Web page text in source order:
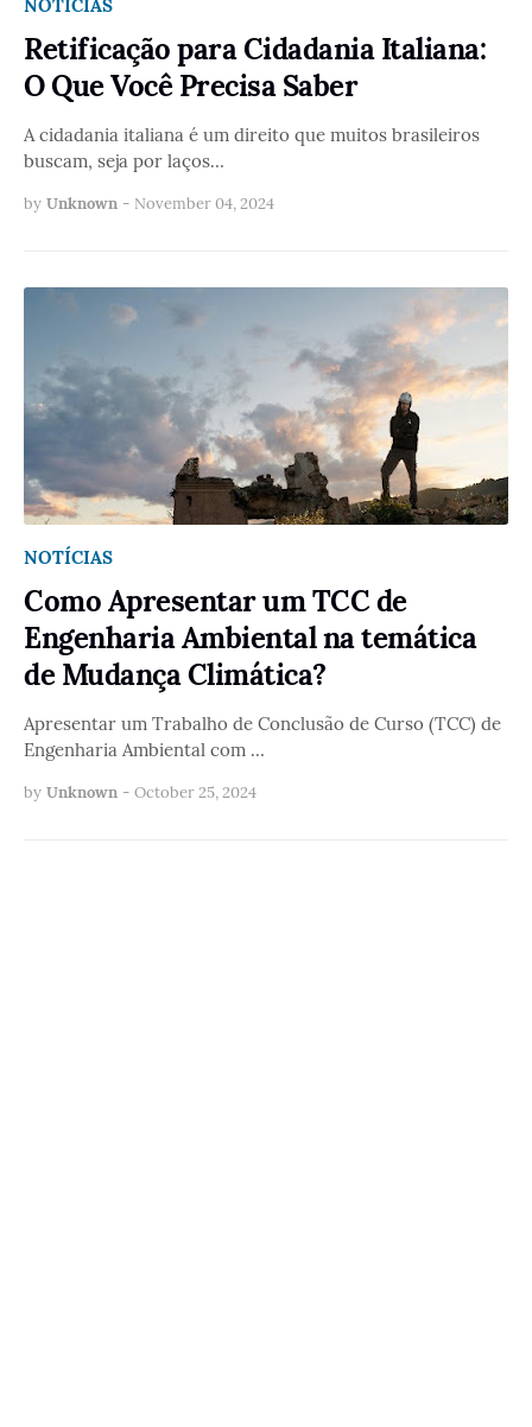
NOTÍCIAS
Retificação para Cidadania Italiana:
O Que Você Precisa Saber
A cidadania italiana é um direito que muitos brasileiros
buscam, seja por laços…
by Unknown - November 04, 2024
NOTÍCIAS
Como Apresentar um TCC de
Engenharia Ambiental na temática
de Mudança Climática?
Apresentar um Trabalho de Conclusão de Curso (TCC) de
Engenharia Ambiental com …
by Unknown - October 25, 2024